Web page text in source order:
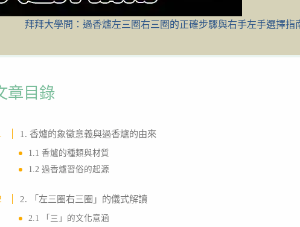
拜拜大學問：過香爐左三圈右三圈的正確步驟與右手左手選擇指
章目錄
1. 香爐的象徵意義與過香爐的由來
1.1 香爐的種類與材質
1.2 過香爐習俗的起源
2. 「左三圈右三圈」的儀式解讀
2.1 「三」的文化意涵